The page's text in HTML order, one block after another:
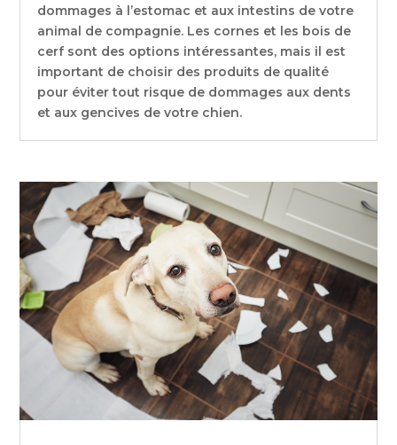
dommages à l’estomac et aux intestins de votre
animal de compagnie. Les cornes et les bois de
cerf sont des options intéressantes, mais il est
important de choisir des produits de qualité
pour éviter tout risque de dommages aux dents
et aux gencives de votre chien.